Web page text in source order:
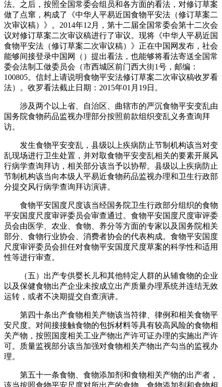
法。之后，按照全国常委会组员和各方面的看法，对修订草案
做了点窜，构成了《中华人平易近国食物平安法（修订草案二
次审议稿）》。2014年12月，第十二届全国常委会第十二次会
议对修订草案二次审议稿进行了审议。现将《中华人平易近国
食物平安法（修订草案二次审议稿）》正在中国网发布，社会
能够间接登录中国网（）提出看法，也能够将看法寄送全国常
委会法制工做委员会（市西城区前门西大街1号，邮编：
100805。信封上请说明食物平安法修订草案二次审议稿收罗看
法）。收罗看法截止日期：2015年01月19日。
涉及两个以上省、自治区、曲辖市的严沉食物平安变乱由
国务院食物药品监视办理部分按照前款组织变乱义务查询拜
访。
发生食物平安变乱，县级以上疾病防止节制机构该当对变
乱现场进行卫生处置，并对取食物平安变乱相关的要素开展风
行病学查询拜访，相关部分该当予以协帮。县级以上疾病防止
节制机构该当向本级人平易近食物药品监视办理和卫生行政部
分提交风行病学查询拜访演讲。
食物平安国度尺度该当经国务院卫生行政部分组织的食物
平安国度尺度审评委员会审查通过。食物平安国度尺度审评委
员会由医学、农业、食物、养分等方面的专家以及国务院相关
部分、食物行业协会、消费者协会的代表构成。食物平安国度
尺度审评委员会担任对食物平安国度尺度草案的科学性和适用
性等进行审查。
（五）出产专供婴长儿和其他特定人群的从辅食物的企业
以及保健食物出产企业未按成立出产质量办理系统并连结无效
运转，或者不决期提交自查演讲。
第四十条出产食物相关产物该当符律、律例和相关食物平
安尺度。对间接接触食物的包拆材料等具有较高风险的食物相
关产物，按照国度相关工业产物出产许可证办理的实施出产许
可。质量监视部分该当加强对食物相关产物出产勾当的监视办
理。
第五十一条食物、食物添加剂和食物相关产物的出产者，
该当按照食物平安尺度对所出产的食物、食物添加剂和食物相